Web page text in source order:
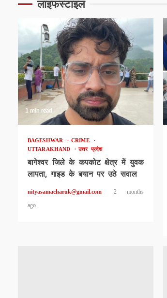
लाइफस्टाइल
1 min read
BAGESHWAR
CRIME
UTTARAKHAND
उत्तर प्रदेश
बागेश्वर जिले के कपकोट क्षेत्र में युवक
लापता, गाइड के बयान पर उठे सवाल
nityasamacharuk@gmail.com
2 months
ago